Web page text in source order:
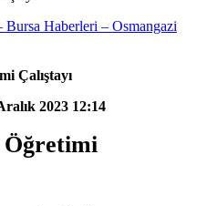
Bursa Haberleri – Osmangazi
Çalıştayı
2023 12:14
Öğretimi